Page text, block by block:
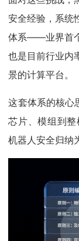
安全经验，系统
体系——业界首
也是目前行业内
景的计算平台。
这套体系的核心
芯片、模组到
机器人安全归纳